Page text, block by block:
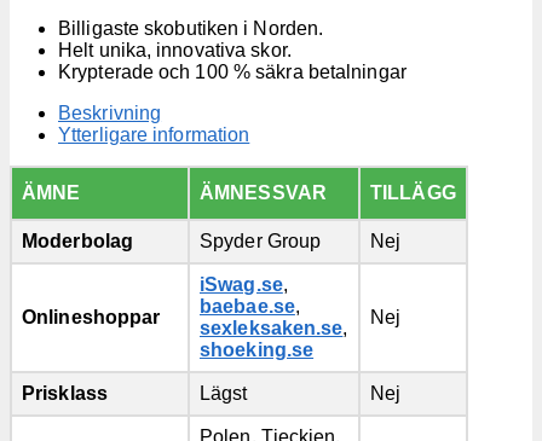
Billigaste skobutiken i Norden.
Helt unika, innovativa skor.
Krypterade och 100 % säkra betalningar
Beskrivning
Ytterligare information
ÄMNE ÄMNESSVAR TILLÄGG
Moderbolag Spyder Group Nej
Onlineshoppar
iSwag.se,
baebae.se,
sexleksaken.se,
shoeking.se
Nej
Prisklass Lägst Nej
Polen, Tjeckien,